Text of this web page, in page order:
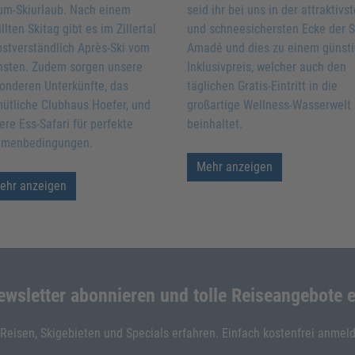
Skiurlaub. Nach einem
Skitag gibt es im Zillertal
Après-Ski vom
Zudem sorgen unsere
Unterkünfte, das
Clubhaus Hoefer, und
Ess-Safari für perfekte
anzeigen
seid ihr bei uns in der
und schneesichersten Ecke der
Amadé und dies zu einem
Inklusivpreis, welcher auch den
täglichen Gratis-Eintritt in die
großartige Wellness-Wasserwelt
beinhaltet.
Mehr anzeigen
abonnieren und tolle Reiseangebote
Skigebieten und Specials erfahren. Einfach kostenfrei